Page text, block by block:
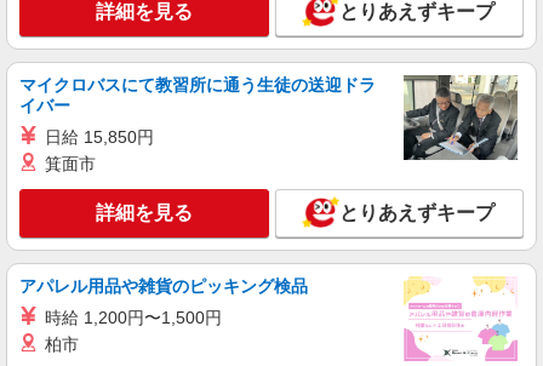
詳細を見る とりあえずキープ
マイクロバスにて教習所に通う生徒の送迎ドラ
イバー
日給 15,850円
箕面市
詳細を見る とりあえずキープ
アパレル用品や雑貨のピッキング検品
時給 1,200円〜1,500円
柏市